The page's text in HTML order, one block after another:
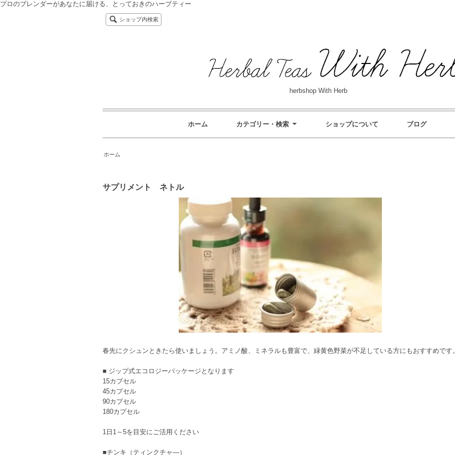
プロのブレンダーがあなたに届ける、とっておきのハーブティー
ショップ内検索
herbshop With Herb
ホーム カテゴリー・検索 ショップについて ブログ
ホーム
サプリメント ネトル
春先にクシュンときたら使いましょう。アミノ酸、ミネラルも豊富で、緑黄色野菜が不足している方にもおすすめです
■ ジップ式エコロジーパッケージとなります
15カプセル
45カプセル
90カプセル
180カプセル
1日1～5を目安にご活用ください
■チンキ（ティンクチャ―）